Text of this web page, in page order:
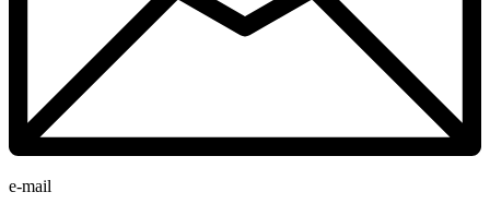
e-mail